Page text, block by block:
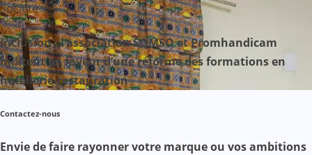
Société
Inclusion : l’association SOMSO et Promhandicam
militent en faveur d’une réforme des formations en
hôtellerie-restauration
Contactez-nous
Envie de faire rayonner votre marque ou vos ambitions